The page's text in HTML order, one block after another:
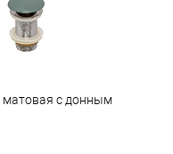
матовая с донным